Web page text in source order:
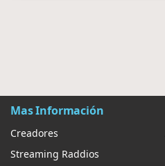
Mas Información
Creadores
Streaming Raddios